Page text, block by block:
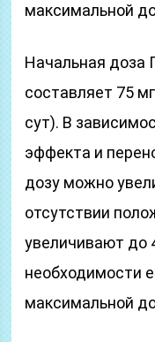
максимальной
Начальная доза
составляет 75
сут). В
эффекта и
дозу можно
отсутствии
увеличивают до
необходимости
максимальной